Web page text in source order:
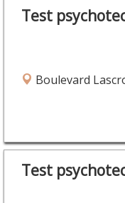
Test
Boulevard
Test